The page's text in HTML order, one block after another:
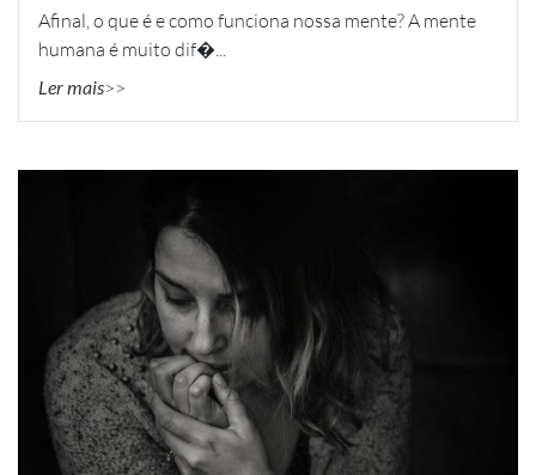
Afinal, o que é e como funciona nossa mente? A mente
humana é muito dif�...
Ler mais